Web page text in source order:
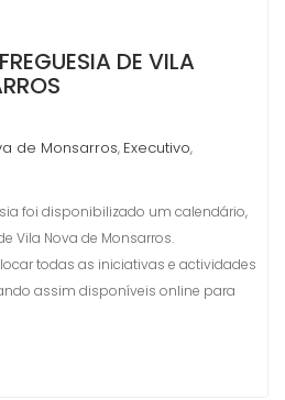
DE VILA
de Monsarros, Executivo,
foi disponibilizado um calendário,
Vila Nova de Monsarros.
todas as iniciativas e actividades
assim disponíveis online para